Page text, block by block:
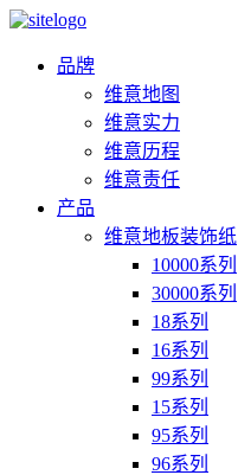
品牌
维意地图
维意实力
维意历程
维意责任
产品
维意地板装饰纸
10000系列
30000系列
18系列
16系列
99系列
15系列
95系列
96系列